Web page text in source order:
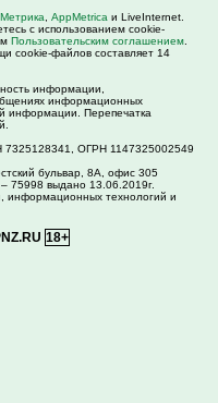
AppMetrica и LiveInternet.
с использованием cookie-
Пользовательским соглашением
cookie-файлов составляет 14
информации,
информационных
информации. Перепечатка
ОГРН 1147325002549
бульвар, 8А, офис 305
75998 выдано 13.06.2019г.
информационных технологий и
18+